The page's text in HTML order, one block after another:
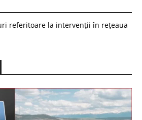
referitoare la intervenții în rețeaua